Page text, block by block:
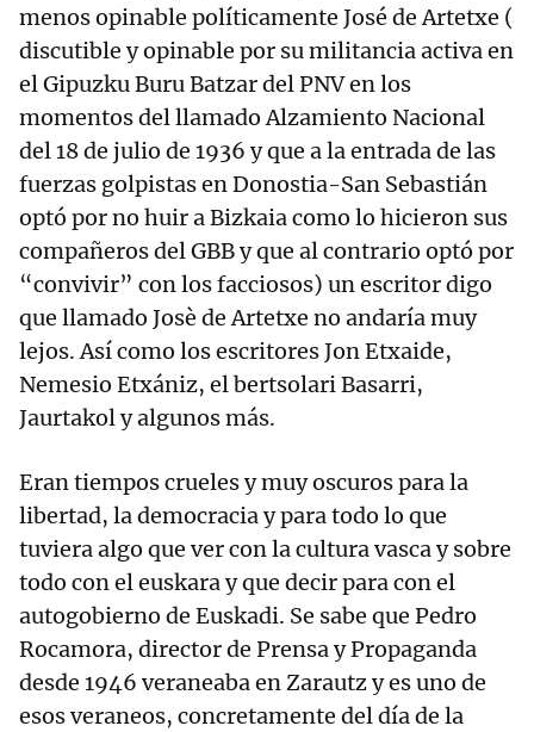
menos opinable políticamente José de Artetxe (
discutible y opinable por su militancia activa en
el Gipuzku Buru Batzar del PNV en los
momentos del llamado Alzamiento Nacional
del 18 de julio de 1936 y que a la entrada de las
fuerzas golpistas en Donostia-San Sebastián
optó por no huir a Bizkaia como lo hicieron sus
compañeros del GBB y que al contrario optó por
“convivir” con los facciosos) un escritor digo
que llamado Josè de Artetxe no andaría muy
lejos. Así como los escritores Jon Etxaide,
Nemesio Etxániz, el bertsolari Basarri,
Jaurtakol y algunos más.
Eran tiempos crueles y muy oscuros para la
libertad, la democracia y para todo lo que
tuviera algo que ver con la cultura vasca y sobre
todo con el euskara y que decir para con el
autogobierno de Euskadi. Se sabe que Pedro
Rocamora, director de Prensa y Propaganda
desde 1946 veraneaba en Zarautz y es uno de
esos veraneos, concretamente del día de la